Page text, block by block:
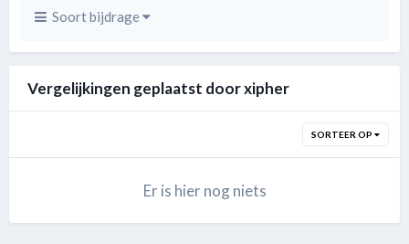
Soort bijdrage
Vergelijkingen geplaatst door xipher
SORTEER OP
Er is hier nog niets